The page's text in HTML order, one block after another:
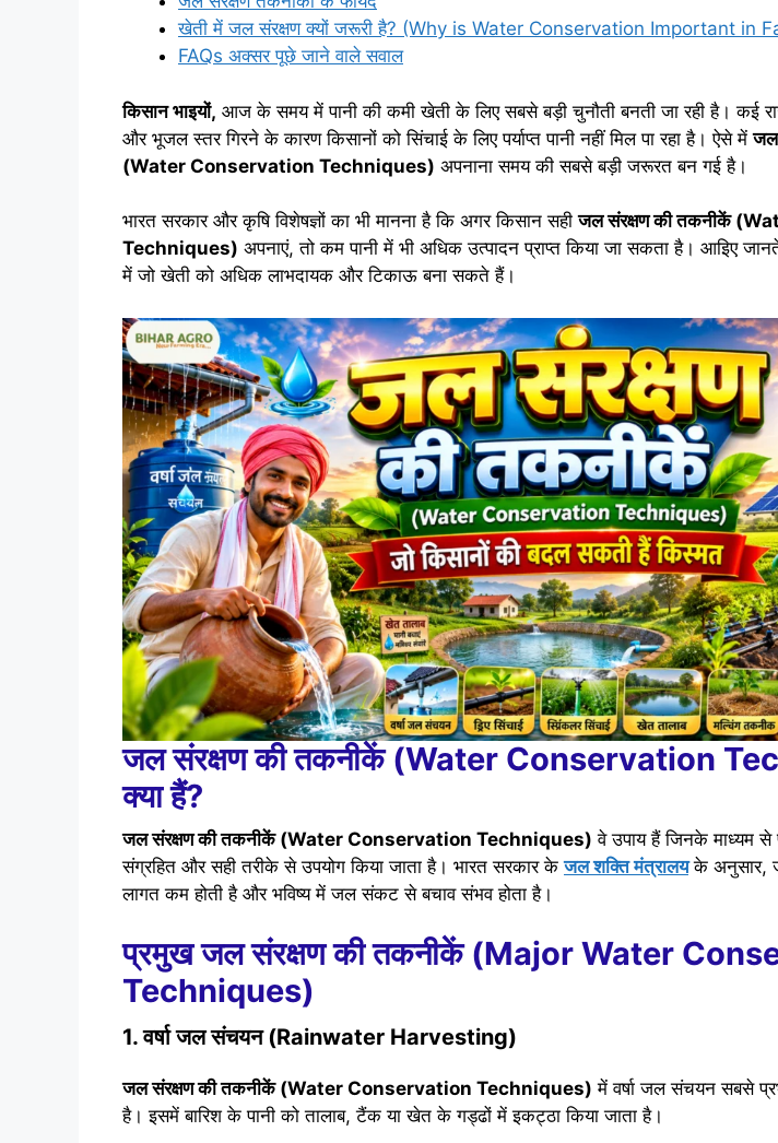
खेती में जल संरक्षण क्यों जरूरी है? (Why is Water Conservation Important in
FAQs अक्सर पूछे जाने वाले सवाल
किसान भाइयों, आज के समय में पानी की कमी खेती के लिए सबसे बड़ी चुनौती बनती जा रही है। कई
और भूजल स्तर गिरने के कारण किसानों को सिंचाई के लिए पर्याप्त पानी नहीं मिल पा रहा है। ऐसे मेंजल
(Water Conservation Techniques) अपनाना समय की सबसे बड़ी जरूरत बन गई है।
भारत सरकार और कृषि विशेषज्ञों का भी मानना है कि अगर किसान सहीजल संरक्षण की तकनीकें
Techniques) अपनाएं, तो कम पानी में भी अधिक उत्पादन प्राप्त किया जा सकता है। आइिए
में जो खेती को अधिक लाभदायक और टिकाऊ बना सकते हैं।
जल संरक्षण की तकनीकें (Water Conservation
क्या हैं?
जल संरक्षण की तकनीकें (Water Conservation Techniques) वे उपाय हैं जिनके माध्यम से
संग्रहित और सही तरीके से उपयोग किया जाता है। भारत सरकार केजल शक्ति मंत्रालयके अनुसार,
लागत कम होती है और भविष्य में जल संकट से बचाव संभव होता है।
प्रमुख जल संरक्षण की तकनीकें (Major Water
Techniques)
1. वर्षा जल संचयन (Rainwater Harvesting)
जल संरक्षण की तकनीकें (Water Conservation Techniques) में वर्षा जल संचयन सबसे
है। इसमें बारिश के पानी को तालाब, टैंक या खेत के गड्ढों में इकट्ठा किया जाता है।